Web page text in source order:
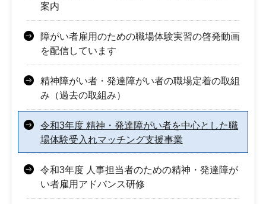
案内
障がい者雇用のための職場体験実習の啓発動画
を配信しています
精神障がい者・発達障がい者の職場定着の取組
み（過去の取組み）
令和3年度 精神・発達障がい者を中心とした職
場体験受入れマッチング支援事業
令和3年度 人事担当者のための精神・発達障が
い者雇用アドバンス研修